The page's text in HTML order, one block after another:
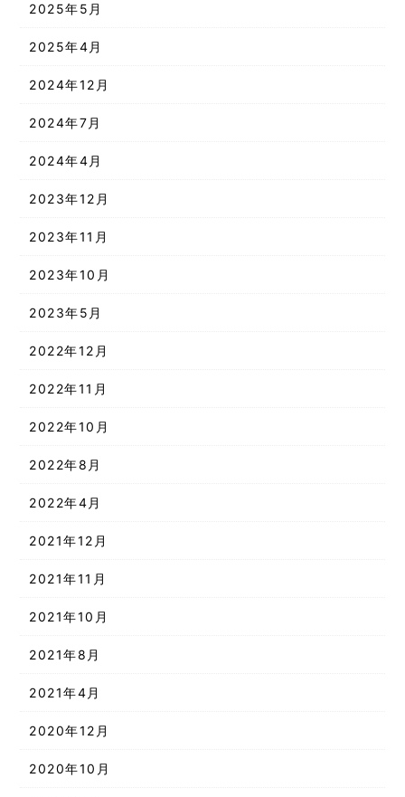
2025年5月
2025年4月
2024年12月
2024年7月
2024年4月
2023年12月
2023年11月
2023年10月
2023年5月
2022年12月
2022年11月
2022年10月
2022年8月
2022年4月
2021年12月
2021年11月
2021年10月
2021年8月
2021年4月
2020年12月
2020年10月